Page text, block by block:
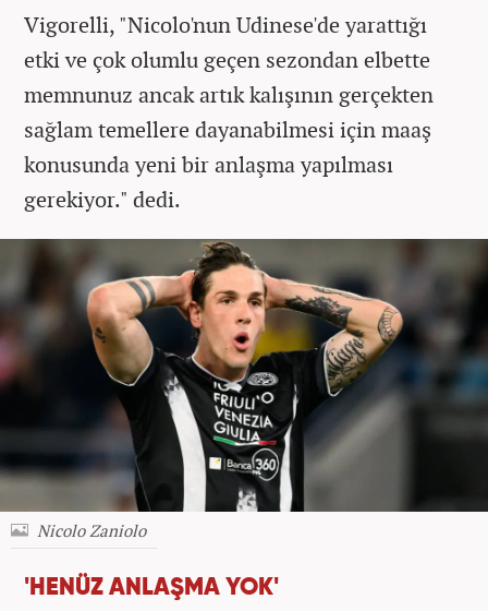
Vigorelli, "Nicolo'nun Udinese'de yarattığı
etki ve çok olumlu geçen sezondan elbette
memnunuz ancak artık kalışının gerçekten
sağlam temellere dayanabilmesi için maaş
konusunda yeni bir anlaşma yapılması
gerekiyor." dedi.
Nicolo Zaniolo
'HENÜZ ANLAŞMA YOK'